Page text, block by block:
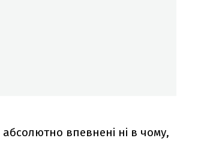
впевнені ні в чому,